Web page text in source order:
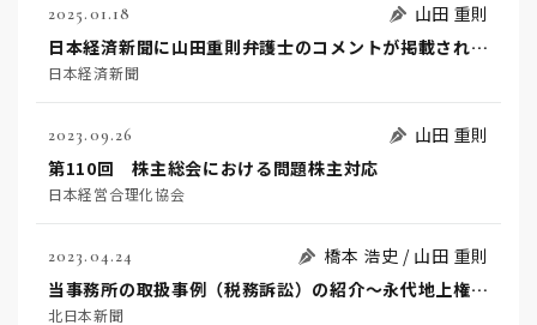
2025.01.18
山田 重則
日本経済新聞に山田重則弁護士のコメントが掲載されました
日本経済新聞
2023.09.26
山田 重則
第110回 株主総会における問題株主対応
日本経営合理化協会
2023.04.24
橋本 浩史 / 山田 重則
当事務所の取扱事例（税務訴訟）の紹介～永代地上権が設定された土地の固定資産税の納税義務者が所有者か地上権者かが問題となった事例～
北日本新聞